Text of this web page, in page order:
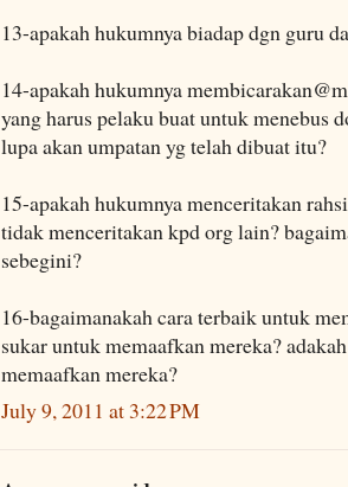
13-apakah hukumnya biadap dgn guru
14-apakah hukumnya
yang harus pelaku buat untuk menebus
lupa akan umpatan yg telah dibuat itu?
15-apakah hukumnya menceritakan
tidak menceritakan kpd org lain?
sebegini?
16-bagaimanakah cara terbaik untuk
sukar untuk memaafkan mereka?
memaafkan mereka?
July 9, 2011 at 3:22 PM